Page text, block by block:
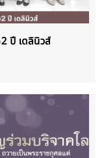
ปี เดลินิวส์